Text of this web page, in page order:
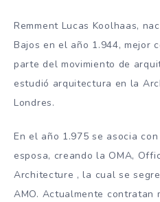
Remment Lucas Koolhaas,
Bajos en el año 1.944, mejor
parte del movimiento de
estudió arquitectura en la
Londres.
En el año 1.975 se asocia
esposa, creando la OMA,
Architecture , la cual se
AMO. Actualmente contratan